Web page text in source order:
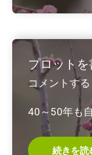
を
２
プロットを
コメントする
40～50年も
プ
続きを読